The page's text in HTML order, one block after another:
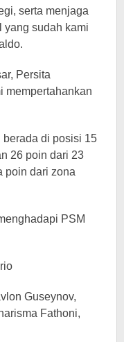
serta menjaga
yang sudah kami
Persita
mempertahankan
berada di posisi 15
26 poin dari 23
poin dari zona
PSM
Guseynov,
Fathoni,